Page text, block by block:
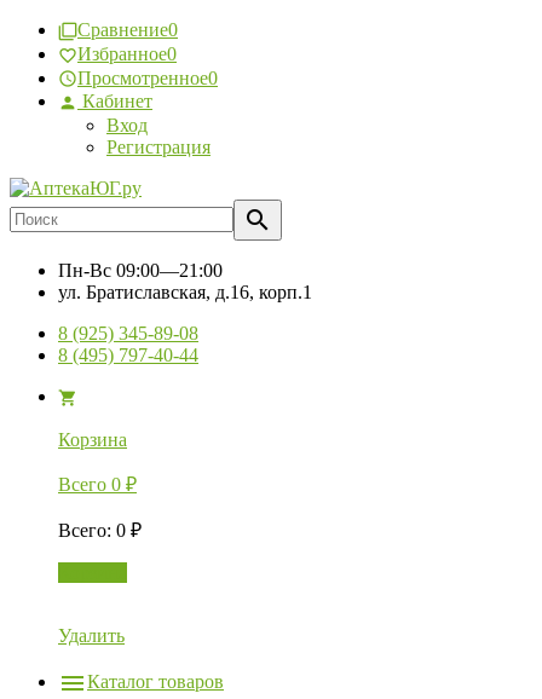
Сравнение0
Избранное0
Просмотренное0
Кабинет
Вход
Регистрация
Пн-Вс 09:00—21:00
ул. Братиславская, д.16, корп.1
8 (925) 345-89-08
8 (495) 797-40-44
Корзина
Всего 0 ₽
Всего: 0 ₽
Удалить
Каталог товаров